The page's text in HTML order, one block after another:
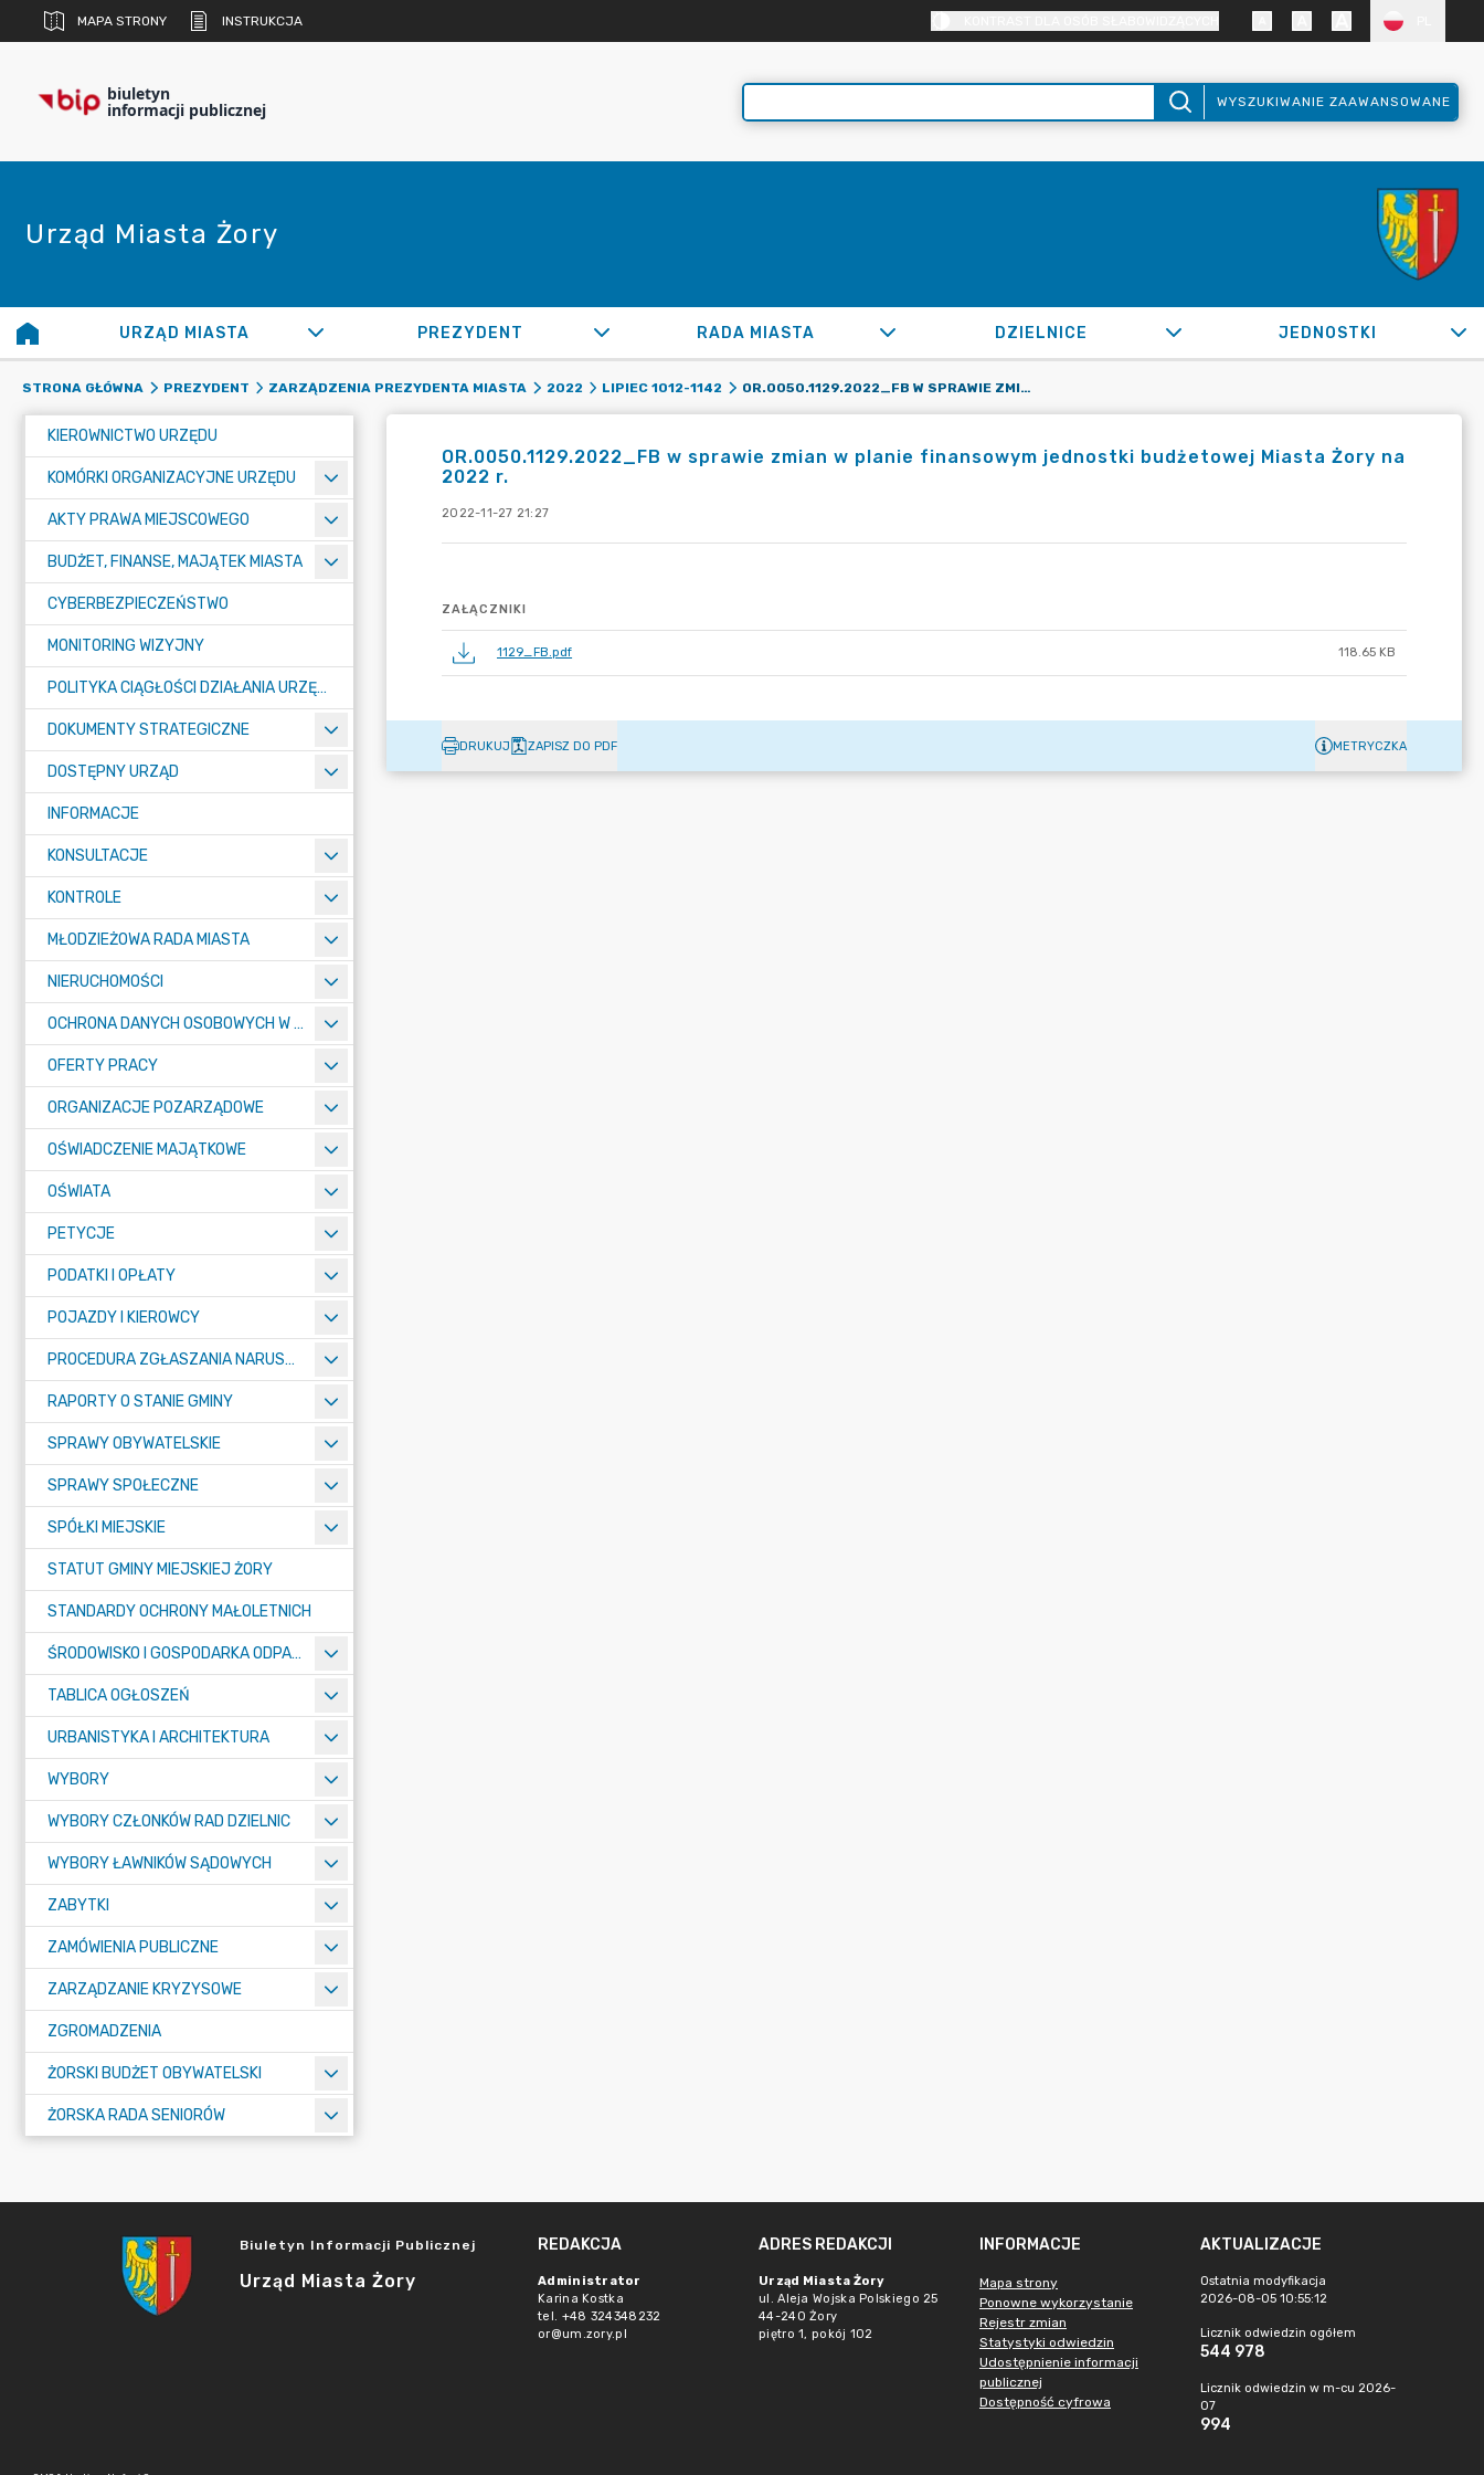
MAPA STRONY INSTRUKCJA
biuletyn
informacji publicznej WYSZUKIWANIE ZAAWANSOWANE
Urząd Miasta Żory
URZĄD MIASTA PREZYDENT RADA MIASTA DZIELNICE JEDNOSTKI
STRONA GŁÓWNA PREZYDENT ZARZĄDZENIA PREZYDENTA MIASTA 2022 LIPIEC 1012-1142 OR.0050.1129.2022_FB W SPRAWIE ZMIAN W PLANIE FINANSOWYM JEDNOSTKI BUDŻETOWEJ MIASTA ŻORY NA 2022 R.
KIEROWNICTWO URZĘDU
KOMÓRKI ORGANIZACYJNE URZĘDU
AKTY PRAWA MIEJSCOWEGO
BUDŻET, FINANSE, MAJĄTEK MIASTA
CYBERBEZPIECZEŃSTWO
MONITORING WIZYJNY
POLITYKA CIĄGŁOŚCI DZIAŁANIA URZĘDU MIASTA ŻORY
DOKUMENTY STRATEGICZNE
DOSTĘPNY URZĄD
INFORMACJE
KONSULTACJE
KONTROLE
MŁODZIEŻOWA RADA MIASTA
NIERUCHOMOŚCI
OCHRONA DANYCH OSOBOWYCH W URZĘDZIE MIASTA ŻORY - RODO
OFERTY PRACY
ORGANIZACJE POZARZĄDOWE
OŚWIADCZENIE MAJĄTKOWE
OŚWIATA
PETYCJE
PODATKI I OPŁATY
POJAZDY I KIEROWCY
PROCEDURA ZGŁASZANIA NARUSZEŃ PRAWA
RAPORTY O STANIE GMINY
SPRAWY OBYWATELSKIE
SPRAWY SPOŁECZNE
SPÓŁKI MIEJSKIE
STATUT GMINY MIEJSKIEJ ŻORY
STANDARDY OCHRONY MAŁOLETNICH
ŚRODOWISKO I GOSPODARKA ODPADAMI
TABLICA OGŁOSZEŃ
URBANISTYKA I ARCHITEKTURA
WYBORY
WYBORY CZŁONKÓW RAD DZIELNIC
WYBORY ŁAWNIKÓW SĄDOWYCH
ZABYTKI
ZAMÓWIENIA PUBLICZNE
ZARZĄDZANIE KRYZYSOWE
ZGROMADZENIA
ŻORSKI BUDŻET OBYWATELSKI
ŻORSKA RADA SENIORÓW
OR.0050.1129.2022_FB w sprawie zmian w planie finansowym jednostki budżetowej Miasta Żory na
2022 r.
2022-11-27 21:27
ZAŁĄCZNIKI
1129_FB.pdf 118.65 KB
DRUKUJ ZAPISZ DO PDF METRYCZKA
Biuletyn Informacji Publicznej
Urząd Miasta Żory
REDAKCJA
Administrator
Karina Kostka
tel. +48 324348232
or@um.zory.pl
ADRES REDAKCJI
Urząd Miasta Żory
ul. Aleja Wojska Polskiego 25
44-240 Żory
piętro 1, pokój 102
INFORMACJE
Mapa strony
Ponowne wykorzystanie
Rejestr zmian
Statystyki odwiedzin
Udostępnienie informacji
publicznej
Dostępność cyfrowa
AKTUALIZACJE
Ostatnia modyfikacja
2026-08-05 10:55:12
Licznik odwiedzin ogółem
544 978
Licznik odwiedzin w m-cu 2026-
07
994